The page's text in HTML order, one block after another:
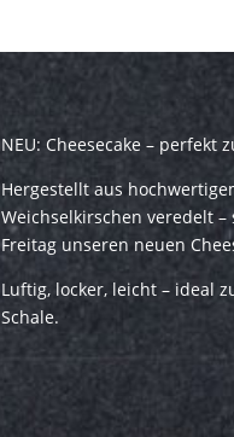
NEU: Cheesecake – perfekt
Hergestellt aus
Weichselkirschen veredelt
Freitag unseren neuen
Luftig, locker, leicht – ideal
Schale.